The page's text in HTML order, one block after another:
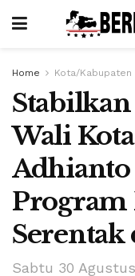
Home Kota/Kabupaten
Wali
Program
Serentak
Sabtu 30